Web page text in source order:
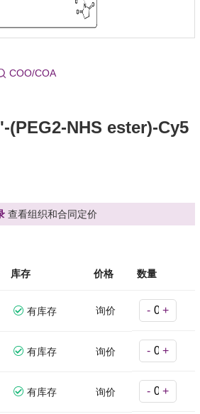
COO/COA
(PEG2-NHS ester)-Cy5
查看组织和合同定价
库存 价格 数量
有库存 询价 - +
有库存 询价 - +
有库存 询价 - +